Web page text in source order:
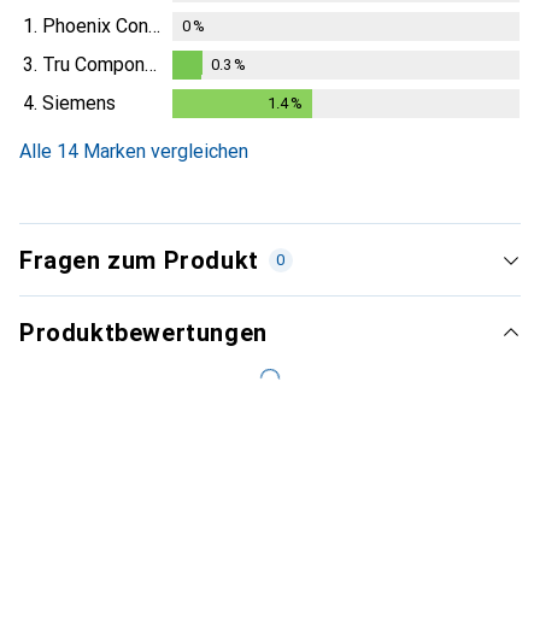
1. Phoenix Contact 0%
3. Tru Components
0.3%
0.3 %
4. Siemens 1.4%
Alle 14 Marken vergleichen
Fragen zum Produkt 0
Produktbewertungen